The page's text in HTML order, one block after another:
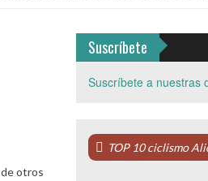
otros
Suscríbete
Suscríbete a nuestras
TOP 10 ciclismo